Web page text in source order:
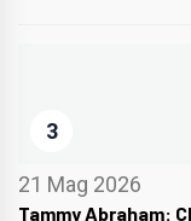
3
21 Mag 2026
Tammy Abraham: